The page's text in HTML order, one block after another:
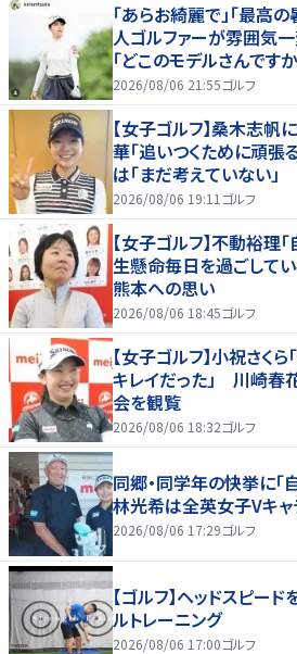
「あらお綺麗で」「最高
人ゴルファーが雰囲気
「どこのモデルさんですか
2026/08/06 21:55ゴルフ
【女子ゴルフ】桑木志帆
華「追いつくために頑
は「まだ考えていない」
2026/08/06 19:11 ゴルフ
【女子ゴルフ】不動裕理
生懸命毎日を過ごして
熊本への思い
2026/08/06 18:45ゴルフ
【女子ゴルフ】小祝さく
キレイだった」 川崎春
会を観覧
2026/08/06 18:32ゴルフ
同郷・同学年の快挙に「
林光希は全英女子Vキ
2026/08/06 17:29ゴルフ
【ゴルフ】ヘッドスピー
ルトレーニング
2026/08/06 17:00ゴルフ